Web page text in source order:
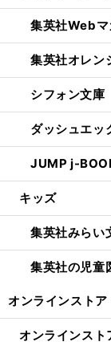
集英社Webマ
集英社オレン
シフォン文庫
ダッシュエッ
JUMP j-
キッズ
集英社みらい
集英社の児童
オンラインストア
オンラインスト